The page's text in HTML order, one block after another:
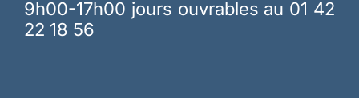
9h00-17h00 jours ouvrables au 01 42
22 18 56